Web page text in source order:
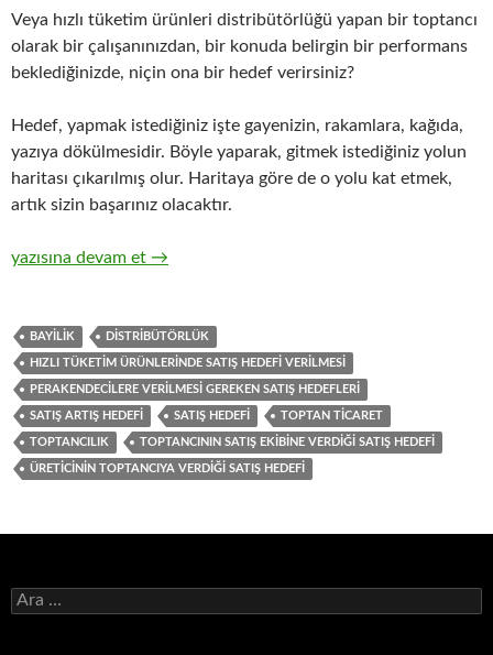
Veya hızlı tüketim ürünleri distribütörlüğü yapan bir toptancı
olarak bir çalışanınızdan, bir konuda belirgin bir performans
beklediğinizde, niçin ona bir hedef verirsiniz?
Hedef, yapmak istediğiniz işte gayenizin, rakamlara, kağıda,
yazıya dökülmesidir. Böyle yaparak, gitmek istediğiniz yolun
haritası çıkarılmış olur. Haritaya göre de o yolu kat etmek,
artık sizin başarınız olacaktır.
16-Hızlı tüketim ürünlerinin ticari pazarlama ve satış
yazısına devam et →
BAYILIK DISTRIBÜTÖRLÜK
HIZLI TÜKETIM ÜRÜNLERINDE SATIŞ HEDEFI VERILMESI
PERAKENDECILERE VERILMESI GEREKEN SATIŞ HEDEFLERI
SATIŞ ARTIŞ HEDEFI SATIŞ HEDEFI TOPTAN TICARET
TOPTANCILIK TOPTANCININ SATIŞ EKIBINE VERDIĞI SATIŞ HEDEFI
ÜRETICININ TOPTANCIYA VERDIĞI SATIŞ HEDEFI
A
r